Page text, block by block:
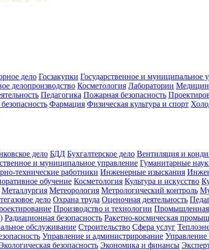
дело Госзакупки Государственное и муниципальное
делопроизводство Косметология Лаборатории
Педагогика Пожарная безопасность
Фармация Физическая культура и спорт
дело БДД Бухгалтерское дело Вентиляция и
и муниципальное управление Гуманитарные
технические работники Инженерные изыскания
обучение Косметология Культура и искусство
Металлургия Метеорология Метрологический контроль
дело Охрана труда Оценочная деятельность
Производство и технологии Промышленная
Радиационная безопасность Ракетно-космическая
обслуживание Строительство Сфера услуг
Управление и администрирование
безопасность Экономика и финансы